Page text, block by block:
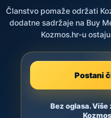
Članstvo pomaže održati
dodatne sadržaje na Buy
Kozmos.hr-u
Postani
Bez oglasa. Više